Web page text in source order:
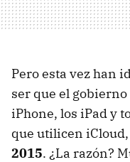
Pero esta vez han
ser que el
iPhone, los iPad y
que utilicen iCloud,
2015. ¿La razón?